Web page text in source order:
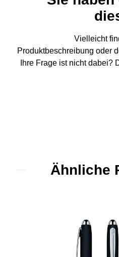
Vielleicht
Produktbeschreibung oder
Ihre Frage ist nicht dabei?
Ähnliche